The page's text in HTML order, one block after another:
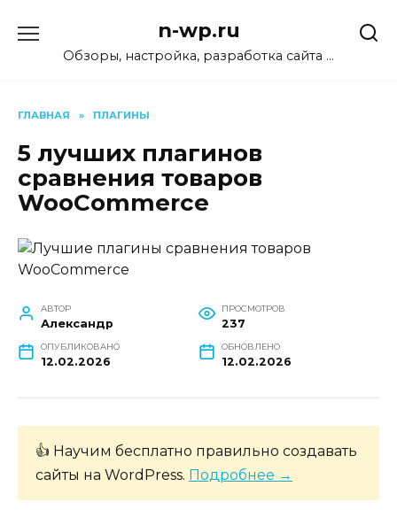
содержанию
n-wp.ru
Обзоры, настройка, разработка сайта …
ГЛАВНАЯ » ПЛАГИНЫ
5 лучших плагинов
сравнения товаров
WooCommerce
АВТОР
Александр
ПРОСМОТРОВ
237
ОПУБЛИКОВАНО
12.02.2026
ОБНОВЛЕНО
12.02.2026
👍 Научим бесплатно правильно создавать
сайты на WordPress. Подробнее →